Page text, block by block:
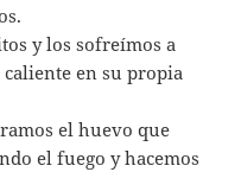
y los sofreímos a
en su propia
el huevo que
el fuego y hacemos